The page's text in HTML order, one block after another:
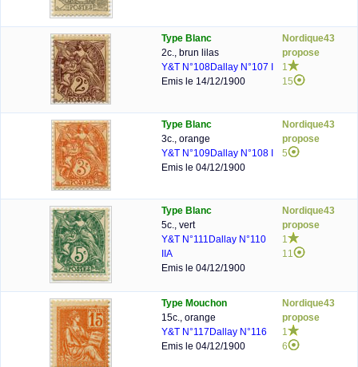
Type Blanc
2c., brun lilas
Y&T N°108Dallay N°107 I
Emis le 14/12/1900
Nordique43
propose
1
15
Type Blanc
3c., orange
Y&T N°109Dallay N°108 I
Emis le 04/12/1900
Nordique43
propose
5
Type Blanc
5c., vert
Y&T N°111 Dallay N°110
IIA
Emis le 04/12/1900
Nordique43
propose
1
11
Type Mouchon
15c., orange
Y&T N°117 Dallay N°116
Emis le 04/12/1900
Nordique43
propose
1
6